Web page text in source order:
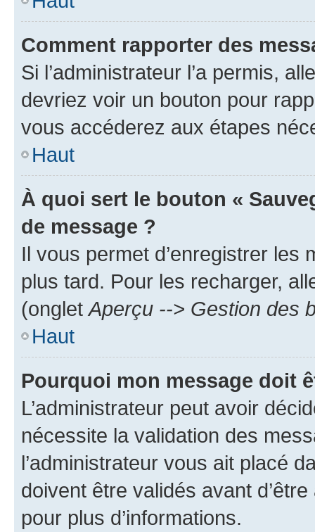
Comment rapporter des
Si l’administrateur l’a permis,
devriez voir un bouton pour
vous accéderez aux étapes
Haut
À quoi sert le bouton «
de message ?
Il vous permet d’enregistrer
plus tard. Pour les recharger,
(ongletAperçu --> Gestion des
Haut
Pourquoi mon message doit
L’administrateur peut avoir
nécessite la validation des
l’administrateur vous ait placé
doivent être validés avant
pour plus d’informations.